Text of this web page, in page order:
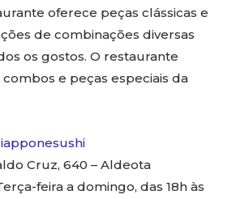
oferece peças clássicas e
de combinações diversas
os gostos. O restaurante
e peças especiais da
Cruz, 640 – Aldeota
feira a domingo, das 18h às